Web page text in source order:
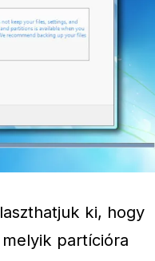
ki, hogy
partícióra